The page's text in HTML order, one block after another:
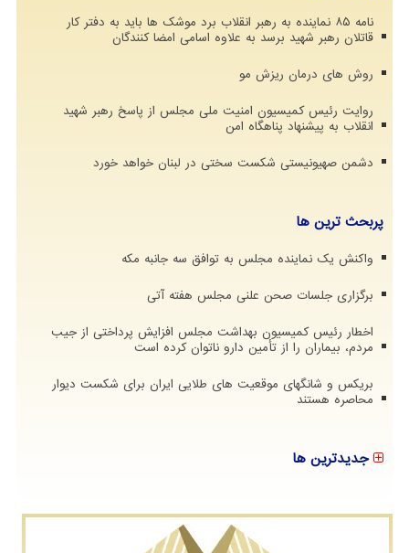
نامه ۸۵ نماینده به رهبر انقلاب برد موشک ها باید به دفتر کار
قاتلان رهبر شهید برسد به علاوه اسامی امضا کنندگان
روش های درمان ریزش مو
روایت رئیس کمیسیون امنیت ملی مجلس از پاسخ رهبر شهید
انقلاب به پیشنهاد پناهگاه امن
دشمن صهیونیستی شکست سختی در لبنان خواهد خورد
پربحث ترین ها
واکنش یک نماینده مجلس به توافق سه جانبه مکه
برگزاری جلسات صحن علنی مجلس هفته آتی
اخطار رئیس کمیسیون بهداشت مجلس افزایش پرداختی از جیب
مردم، بیماران را از تأمین دارو ناتوان کرده است
بریکس و شانگهای موقعیت های طلایی ایران برای شکست دیوار
محاصره هستند
جدیدترین ها